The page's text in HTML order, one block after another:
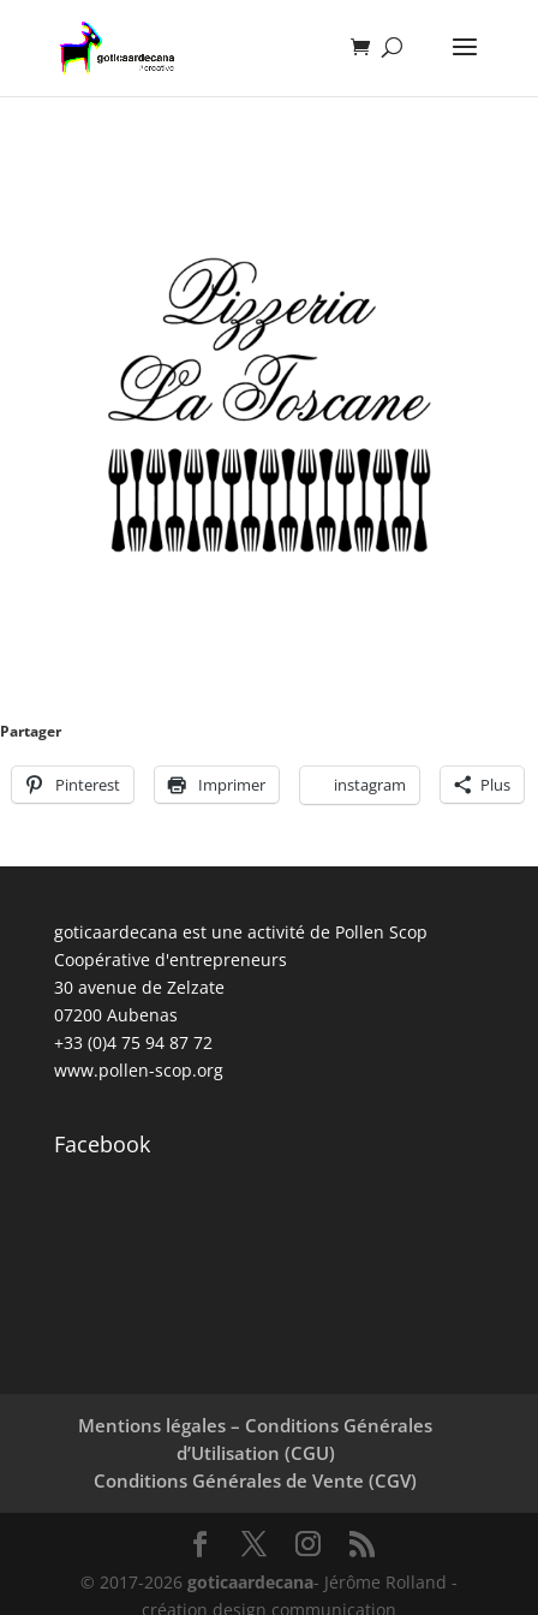
Partager
Pinterest Imprimer instagram Plus
goticaardecana est une activité de Pollen Scop
Coopérative d'entrepreneurs
30 avenue de Zelzate
07200 Aubenas
+33 (0)4 75 94 87 72
www.pollen-scop.org
Facebook
Mentions légales – Conditions Générales
d’Utilisation (CGU)
Conditions Générales de Vente (CGV)
© 2017-2026 goticaardecana- Jérôme Rolland -
création design communication